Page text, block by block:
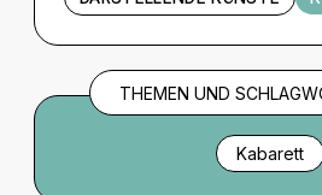
THEMEN UND
Kabarett